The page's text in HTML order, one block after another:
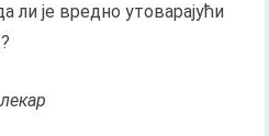
ли је вредно утоварајући